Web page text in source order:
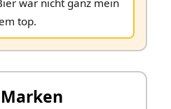
war nicht ganz mein
top.